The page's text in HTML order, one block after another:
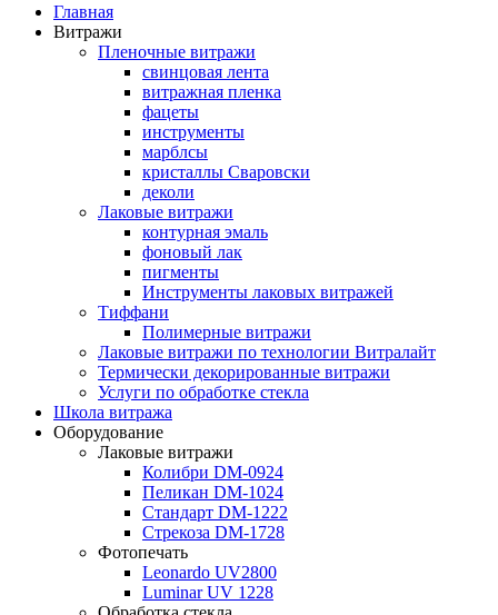
Главная
Витражи
Пленочные витражи
свинцовая лента
витражная пленка
фацеты
инструменты
марблсы
кристаллы Сваровски
деколи
Лаковые витражи
контурная эмаль
фоновый лак
пигменты
Инструменты лаковых витражей
Тиффани
Полимерные витражи
Лаковые витражи по технологии Витралайт
Термически декорированные витражи
Услуги по обработке стекла
Школа витража
Оборудование
Лаковые витражи
Колибри DM-0924
Пеликан DM-1024
Стандарт DM-1222
Стрекоза DM-1728
Фотопечать
Leonardo UV2800
Luminar UV 1228